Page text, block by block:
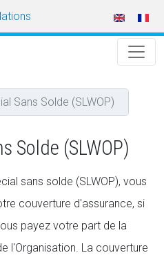
Sans Solde (SLWOP)
Solde (SLWOP)
sans solde (SLWOP), vous
couverture d'assurance, si
payez votre part de la
l'Organisation. La couverture